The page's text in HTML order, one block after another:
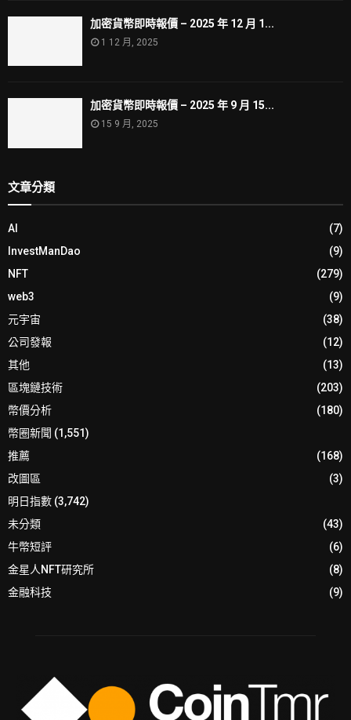
加密貨幣即時報價 – 2025 年 12 月 1...
1 12 月, 2025
加密貨幣即時報價 – 2025 年 9 月 15...
15 9 月, 2025
文章分類
AI
(7)
InvestManDao
(9)
NFT
(279)
web3
(9)
元宇宙
(38)
公司發報
(12)
其他
(13)
區塊鏈技術
(203)
幣價分析
(180)
幣圈新聞 (1,551)
推薦
(168)
改圖區
(3)
明日指數 (3,742)
未分類
(43)
牛幣短評
(6)
金星人NFT研究所
(8)
金融科技
(9)